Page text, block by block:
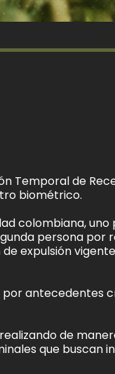
Temporal de
biométrico.
colombiana, uno
persona por
expulsión
antecedentes
de
que buscan